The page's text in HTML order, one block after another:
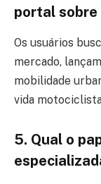
portal sobre
Os usuários
mercado,
mobilidade
vida
5. Qual o